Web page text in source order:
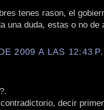
tenes rason, el
una duda, estas o no de
2009 A LAS 12:43
decir